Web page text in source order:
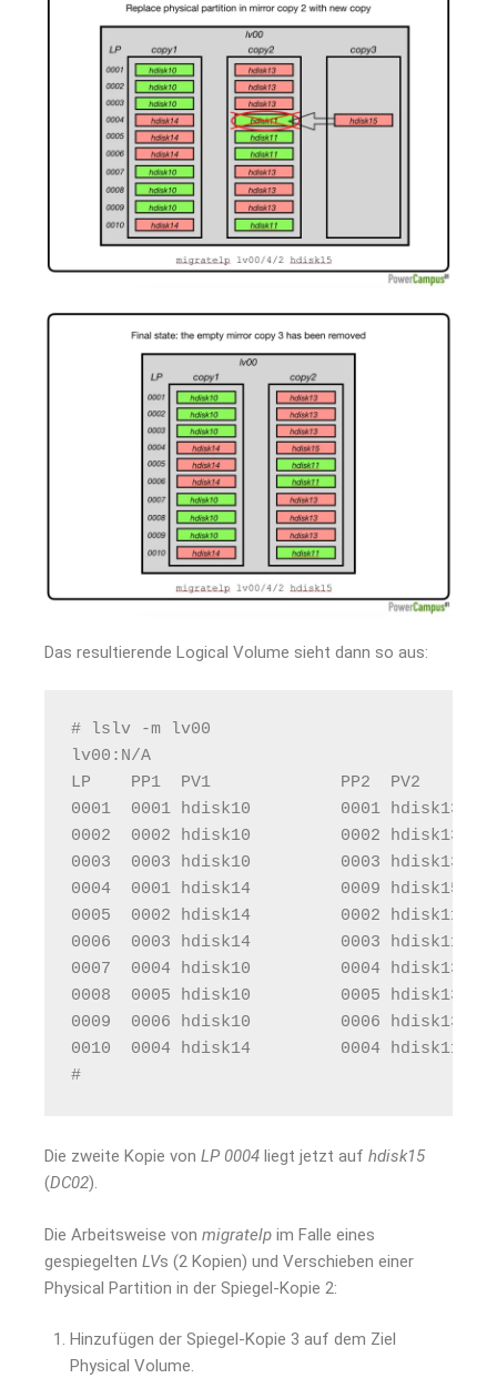
Das resultierende Logical Volume sieht dann so aus:
# lslv -m lv00
lv00:N/A
LP    PP1  PV1             PP2  PV2
0001  0001 hdisk10         0001
0002  0002 hdisk10         0002
0003  0003 hdisk10         0003
0004  0001 hdisk14         0009
0005  0002 hdisk14         0002
0006  0003 hdisk14         0003
0007  0004 hdisk10         0004
0008  0005 hdisk10         0005
0009  0006 hdisk10         0006
0010  0004 hdisk14
#
Die zweite Kopie von LP 0004 liegt jetzt auf hdisk15
(DC02).
Die Arbeitsweise von migratelp im Falle eines
gespiegelten LVs (2 Kopien) und Verschieben einer
Physical Partition in der Spiegel-Kopie 2:
Hinzufügen der Spiegel-Kopie 3 auf dem Ziel
Physical Volume.